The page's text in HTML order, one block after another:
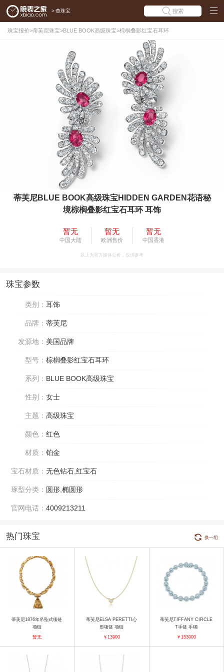
> 查珠宝 搜索
珠宝报价>蒂芙尼珠宝>BLUE BOOK高级珠宝>棕榈叠影红宝石耳环
蒂芙尼BLUE BOOK高级珠宝HIDDEN GARDEN花语秘
境棕榈叠影红宝石耳环 耳饰
暂无
中国大陆
暂无
欧洲售价
暂无
中国香港
以上为官方媒体公价，仅供参考
珠宝参数
类别： 耳饰
品牌： 蒂芙尼
发源地： 美国品牌
型号： 棕榈叠影红宝石耳环
系列： BLUE BOOK高级珠宝
性别： 女士
主题： 高级珠宝
颜色： 红色
材质： 铂金
宝石材质： 无色钻石,红宝石
琢型分类： 圆形,椭圆形
官网电话： 4009213211
热门珠宝 换一组
蒂芙尼1876年吊坠式项链
项链
暂无
蒂芙尼ELSA PERETTI心
形项链 项链
￥13900
蒂芙尼TIFFANY CIRCLE
T手链 手镯
￥153000